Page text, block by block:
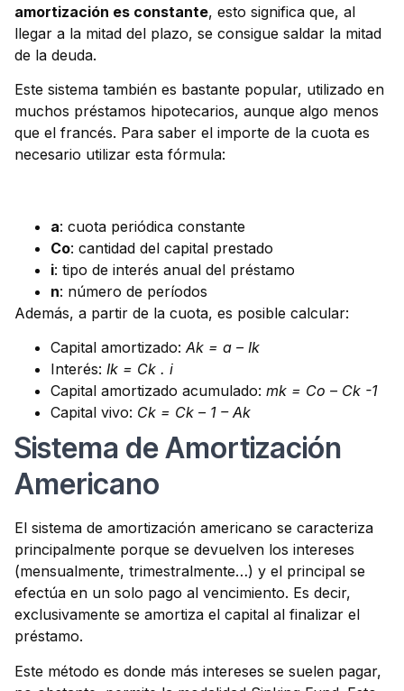
amortización es constante, esto significa que, al
llegar a la mitad del plazo, se consigue saldar la mitad
de la deuda.
Este sistema también es bastante popular, utilizado en
muchos préstamos hipotecarios, aunque algo menos
que el francés. Para saber el importe de la cuota es
necesario utilizar esta fórmula:
a: cuota periódica constante
Co: cantidad del capital prestado
i: tipo de interés anual del préstamo
n: número de períodos
Además, a partir de la cuota, es posible calcular:
Capital amortizado: Ak = a – Ik
Interés: Ik = Ck . i
Capital amortizado acumulado: mk = Co – Ck -1
Capital vivo: Ck = Ck – 1 – Ak
Sistema de Amortización
Americano
El sistema de amortización americano se caracteriza
principalmente porque se devuelven los intereses
(mensualmente, trimestralmente…) y el principal se
efectúa en un solo pago al vencimiento. Es decir,
exclusivamente se amortiza el capital al finalizar el
préstamo.
Este método es donde más intereses se suelen pagar,